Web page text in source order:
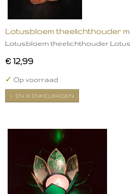
Lotusbloem theelichthouder
Lotusbloem theelichthouder
€ 12,99
✓ Op voorraad
IN WINKELWAGEN